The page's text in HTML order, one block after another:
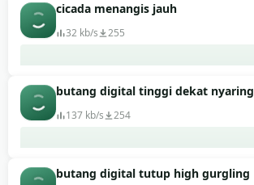
cicada menangis jauh
32 kb/s 255
butang digital tinggi dekat nyaring
137 kb/s 254
butang digital tutup high gurgling